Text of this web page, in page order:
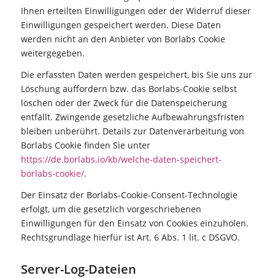
Ihnen erteilten Einwilligungen oder der Widerruf dieser
Einwilligungen gespeichert werden. Diese Daten
werden nicht an den Anbieter von Borlabs Cookie
weitergegeben.
Die erfassten Daten werden gespeichert, bis Sie uns zur
Löschung auffordern bzw. das Borlabs-Cookie selbst
löschen oder der Zweck für die Datenspeicherung
entfällt. Zwingende gesetzliche Aufbewahrungsfristen
bleiben unberührt. Details zur Datenverarbeitung von
Borlabs Cookie finden Sie unter
https://de.borlabs.io/kb/welche-daten-speichert-
borlabs-cookie/.
Der Einsatz der Borlabs-Cookie-Consent-Technologie
erfolgt, um die gesetzlich vorgeschriebenen
Einwilligungen für den Einsatz von Cookies einzuholen.
Rechtsgrundlage hierfür ist Art. 6 Abs. 1 lit. c DSGVO.
Server-Log-Dateien